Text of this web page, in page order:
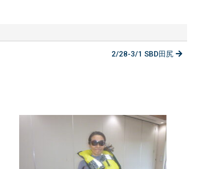
2/28-3/1 SBD田尻